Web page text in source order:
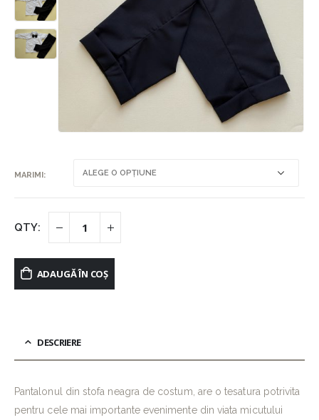
MARIMI
ADAUGĂ ÎN COȘ
DESCRIERE
Pantalonul din stofa neagra de costum, are o tesatura potrivita
pentru cele mai importante evenimente din viata micutului